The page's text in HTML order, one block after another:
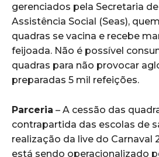
gerenciados pela Secretaria
Assistência Social (Seas),
quadras se vacina e recebe
feijoada. Não é possível
quadras para não provocar
preparadas 5 mil refeições.
Parceria – A cessão das
contrapartida das escolas de
realização da live do Carnaval
está sendo operacionalizado